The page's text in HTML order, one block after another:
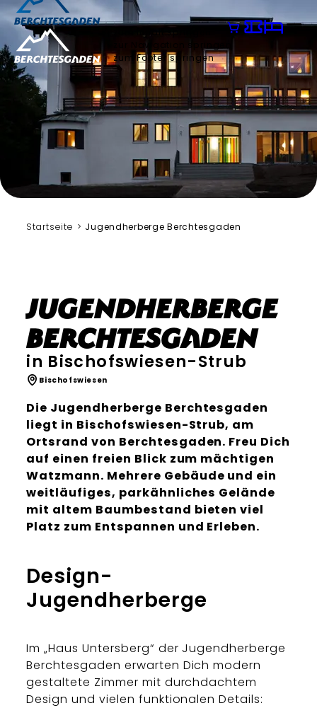
zum Inhalt springen
zur Navigation springen
zum Footer springen
Startseite Jugendherberge Berchtesgaden
Jugendherberge
Berchtesgaden
in Bischofswiesen-Strub
Bischofswiesen
Die Jugendherberge Berchtesgaden
liegt in Bischofswiesen-Strub, am
Ortsrand von Berchtesgaden. Freu Dich
auf einen freien Blick zum mächtigen
Watzmann. Mehrere Gebäude und ein
weitläufiges, parkähnliches Gelände
mit altem Baumbestand bieten viel
Platz zum Entspannen und Erleben.
Design-
Jugendherberge
Im „Haus Untersberg“ der Jugendherberge
Berchtesgaden erwarten Dich modern
gestaltete Zimmer mit durchdachtem
Design und vielen funktionalen Details: